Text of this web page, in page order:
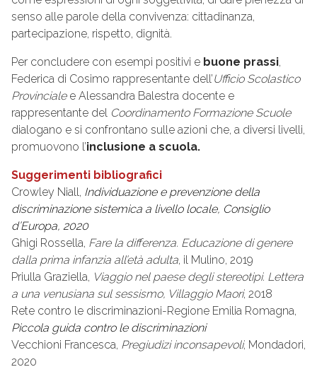
senso alle parole della convivenza: cittadinanza,
partecipazione, rispetto, dignità.
Per concludere con esempi positivi e buone prassi,
Federica di Cosimo rappresentante dell’Ufficio Scolastico
Provincialee Alessandra Balestra docente e
rappresentante del Coordinamento Formazione Scuole
dialogano e si confrontano sulle azioni che, a diversi livelli,
promuovono l’inclusione a scuola.
Suggerimenti bibliografici
Crowley Niall, Individuazione e prevenzione della
discriminazione sistemica a livello locale, Consiglio
d’Europa, 2020
Ghigi Rossella, Fare la differenza. Educazione di genere
dalla prima infanzia all’età adulta, il Mulino, 2019
Priulla Graziella, Viaggio nel paese degli stereotipi. Lettera
a una venusiana sul sessismo, Villaggio Maori, 2018
Rete contro le discriminazioni-Regione Emilia Romagna,
Piccola guida contro le discriminazioni
Vecchioni Francesca, Pregiudizi inconsapevoli, Mondadori,
2020